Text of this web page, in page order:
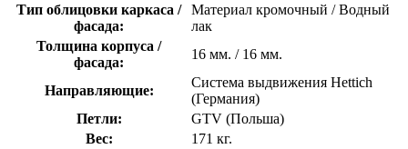
Тип облицовки каркаса /
фасада:
Материал кромочный / Водный
лак
Толщина корпуса /
фасада:
16 мм. / 16 мм.
Направляющие:
Система выдвижения Hettich
(Германия)
Петли:
GTV (Польша)
Вес:
171 кг.